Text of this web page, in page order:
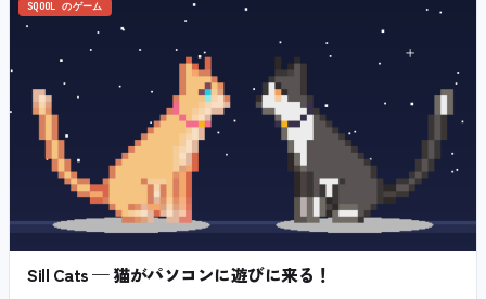
SQOOL のゲーム
Sill Cats — 猫がパソコンに遊びに来る！